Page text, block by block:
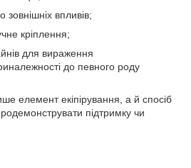
зовнішніх впливів;
кріплення;
для вираження
до певного роду
елемент екіпірування, а й спосіб
підтримку чи